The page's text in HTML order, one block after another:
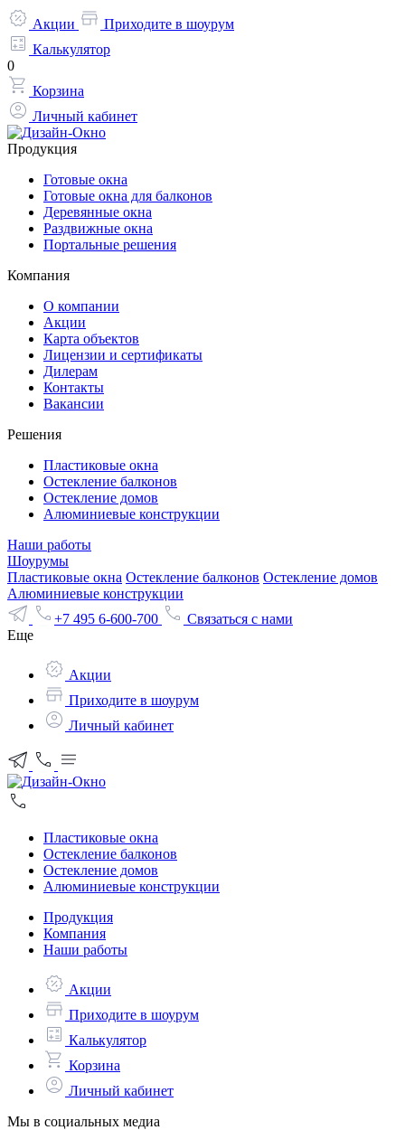
Акции
Приходите в шоурум
Калькулятор
0
Корзина
Личный кабинет
Продукция
Готовые окна
Готовые окна для балконов
Деревянные окна
Раздвижные окна
Портальные решения
Компания
О компании
Акции
Карта объектов
Лицензии и сертификаты
Дилерам
Контакты
Вакансии
Решения
Пластиковые окна
Остекление балконов
Остекление домов
Алюминиевые конструкции
Наши работы
Шоурумы
Пластиковые окна Остекление балконов Остекление домов
Алюминиевые конструкции
+7 495 6-600-700
Связаться с нами
Еще
Акции
Приходите в шоурум
Личный кабинет
Пластиковые окна
Остекление балконов
Остекление домов
Алюминиевые конструкции
Продукция
Компания
Наши работы
Акции
Приходите в шоурум
Калькулятор
Корзина
Личный кабинет
Мы в социальных медиа